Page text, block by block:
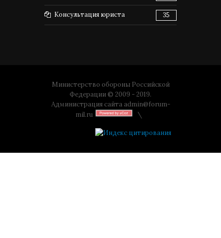
Консультация юриста 35
Министерство обороны Российской
Федерации © 2009 - 2019.
Администрация сайта admin@forum-
mil.ru